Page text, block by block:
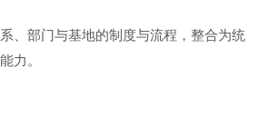
、部门与基地的制度与流程，整合为统
力。